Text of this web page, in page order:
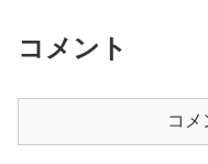
コメント
コメ